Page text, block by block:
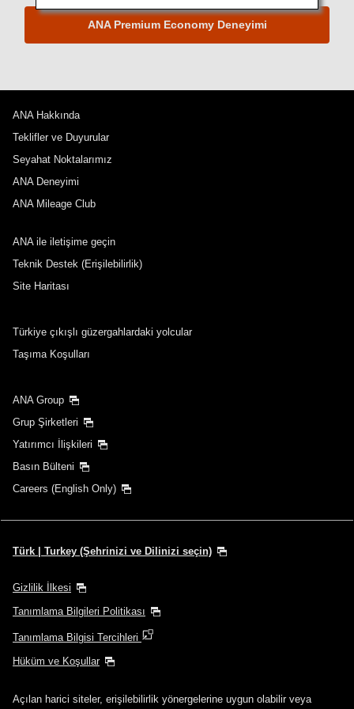
ANA Premium Economy Deneyimi
ANA Hakkında
Teklifler ve Duyurular
Seyahat Noktalarımız
ANA Deneyimi
ANA Mileage Club
ANA ile iletişime geçin
Teknik Destek (Erişilebilirlik)
Site Haritası
Türkiye çıkışlı güzergahlardaki yolcular
Taşıma Koşulları
ANA Group
Grup Şirketleri
Yatırımcı İlişkileri
Basın Bülteni
Careers (English Only)
Türk | Turkey (Şehrinizi ve Dilinizi seçin)
Gizlilik İlkesi
Tanımlama Bilgileri Politikası
Tanımlama Bilgisi Tercihleri
Hüküm ve Koşullar
Açılan harici siteler, erişilebilirlik yönergelerine uygun olabilir veya